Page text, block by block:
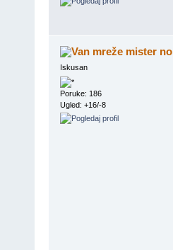
mister no
Iskusan
Poruke: 186
Ugled: +16/-8